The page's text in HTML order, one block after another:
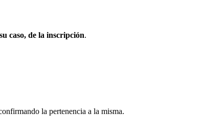
caso, de la inscripción.
la pertenencia a la misma.